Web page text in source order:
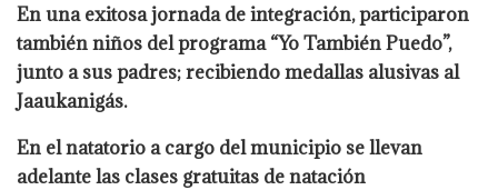
En una exitosa jornada de integración, participaron
también niños del programa “Yo También Puedo”,
junto a sus padres; recibiendo medallas alusivas al
Jaaukanigás.
En el natatorio a cargo del municipio se llevan
adelante las clases gratuitas de natación